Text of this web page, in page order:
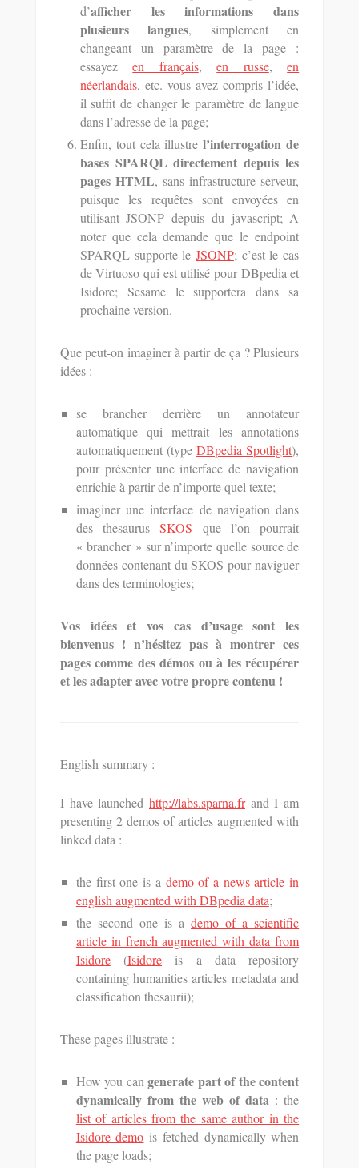
d’afficher les informations dans
plusieurs langues, simplement en
changeant un paramètre de la page :
essayezen français,en russe,en
néerlandais, etc. vous avez compris l’idée,
il suffit de changer le paramètre de langue
dans l’adresse de la page;
Enfin, tout cela illustrel’interrogation de
bases SPARQL directement depuis les
pages HTML, sans infrastructure serveur,
puisque les requêtes sont envoyées en
utilisant JSONP depuis du javascript; A
noter que cela demande que le endpoint
SPARQL supporte le JSONP; c’est le cas
de Virtuoso qui est utilisé pour DBpedia et
Isidore; Sesame le supportera dans sa
prochaine version.
Que peut-on imaginer à partir de ça ? Plusieurs
idées :
se brancher derrière un annotateur
automatique qui mettrait les annotations
automatiquement (typeDBpedia Spotlight),
pour présenter une interface de navigation
enrichie à partir de n’importe quel texte;
imaginer une interface de navigation dans
des thesaurusSKOS que l’on pourrait
« brancher » sur n’importe quelle source de
données contenant du SKOS pour naviguer
dans des terminologies;
Vos idées et vos cas d’usage sont les
bienvenus ! n’hésitez pas à montrer ces
pages comme des démos ou à les récupérer
et les adapter avec votre propre contenu !
English summary :
I have launched http://labs.sparna.frand I am
presenting 2 demos of articles augmented with
linked data :
the first one is a demo of a news article in
english augmented with DBpedia data;
the second one is ademo of a scientific
article in french augmented with data from
Isidore(Isidore is a data repository
containing humanities articles metadata and
classification thesaurii);
These pages illustrate :
How you cangenerate part of the content
dynamically from the web of data : the
list of articles from the same author in the
Isidore demo is fetched dynamically when
the page loads;